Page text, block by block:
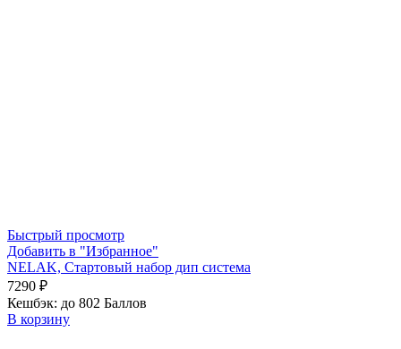
Быстрый просмотр
Добавить в "Избранное"
NELAK, Стартовый набор дип система
7290 ₽
Кешбэк: до 802 Баллов
В корзину